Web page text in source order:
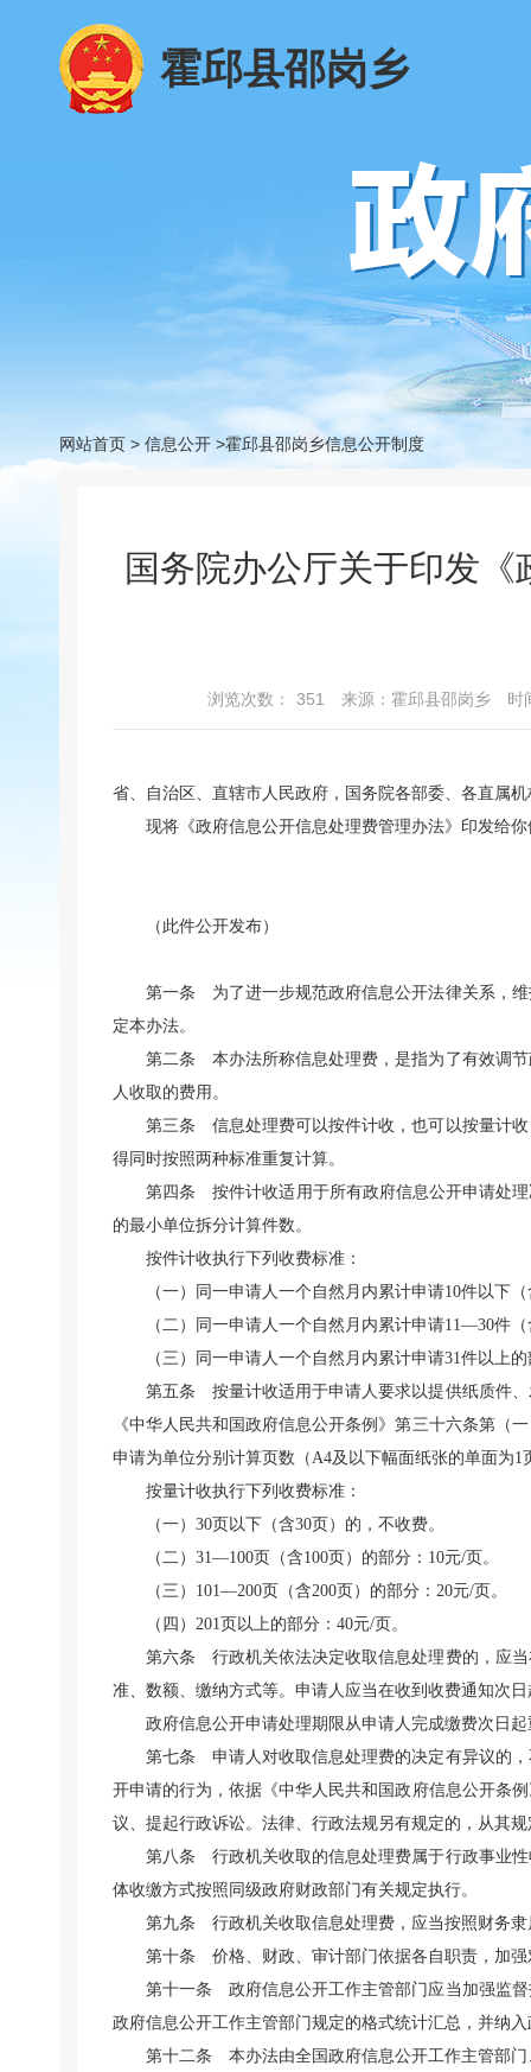
霍邱县邵岗乡
网站首页 > 信息公开 >霍邱县邵岗乡信息公开制度
国务院办公厅关于印发
浏览次数： 351 来源：霍邱县邵岗乡 时
省、自治区、直辖市人民政府，国务院各部委、各直属机
现将《政府信息公开信息处理费管理办法》印发给
（此件公开发布）
第一条 为了进一步规范政府信息公开法律关系，
定本办法。
第二条 本办法所称信息处理费，是指为了有效调
人收取的费用。
第三条 信息处理费可以按件计收，也可以按量计
得同时按照两种标准重复计算。
第四条 按件计收适用于所有政府信息公开申请处
的最小单位拆分计算件数。
按件计收执行下列收费标准：
（一）同一申请人一个自然月内累计申请10件以下
（二）同一申请人一个自然月内累计申请11—30件
（三）同一申请人一个自然月内累计申请31件以上
第五条 按量计收适用于申请人要求以提供纸质件
《中华人民共和国政府信息公开条例》第三十六条第（
申请为单位分别计算页数（A4及以下幅面纸张的单面为
按量计收执行下列收费标准：
（一）30页以下（含30页）的，不收费。
（二）31—100页（含100页）的部分：10元/页。
（三）101—200页（含200页）的部分：20元/页。
（四）201页以上的部分：40元/页。
第六条 行政机关依法决定收取信息处理费的，应
准、数额、缴纳方式等。申请人应当在收到收费通知次
政府信息公开申请处理期限从申请人完成缴费次日
第七条 申请人对收取信息处理费的决定有异议的
开申请的行为，依据《中华人民共和国政府信息公开条
议、提起行政诉讼。法律、行政法规另有规定的，从其规
第八条 行政机关收取的信息处理费属于行政事业
体收缴方式按照同级政府财政部门有关规定执行。
第九条 行政机关收取信息处理费，应当按照财务
第十条 价格、财政、审计部门依据各自职责，加
第十一条 政府信息公开工作主管部门应当加强监
政府信息公开工作主管部门规定的格式统计汇总，并纳
第十二条 本办法由全国政府信息公开工作主管部